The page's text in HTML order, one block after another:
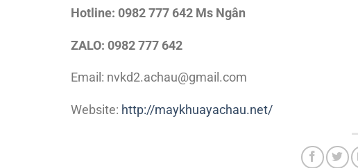
Hotline: 0982 777 642 Ms Ngân
ZALO: 0982 777 642
Email: nvkd2.achau@gmail.com
Website: http://maykhuayachau.net/